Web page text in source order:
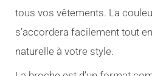
tous vos vêtements. La
s’accordera facilement tout
naturelle à votre style.